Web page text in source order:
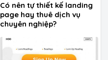
Có nên tự thiết kế landing
page hay thuê dịch vụ
chuyên nghiệp?